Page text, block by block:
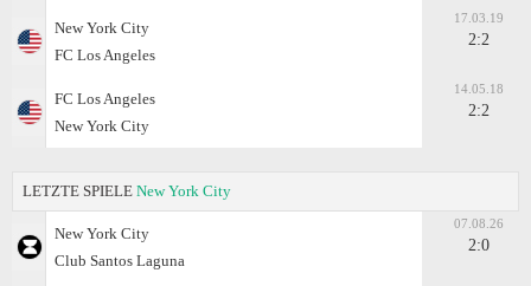
New York City
FC Los Angeles
17.03.19
2:2
FC Los Angeles
New York City
14.05.18
2:2
LETZTE SPIELE New York City
New York City
Club Santos Laguna
07.08.26
2:0